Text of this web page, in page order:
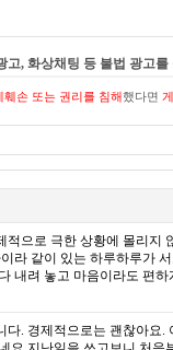
고, 화상채팅 등 불법 광고
훼손 또는 권리를 침해했다면